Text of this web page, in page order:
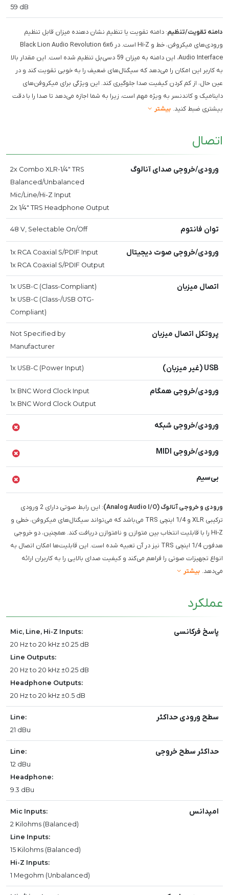
59 dB
دامنه تقویت/تنظیم: دامنه تقویت یا تنظیم نشان دهنده میزان قابل تنظیم
ورودی‌های میکروفن، خط و Hi-Z است. در Black Lion Audio Revolution 6x6
Audio Interface، این دامنه به میزان 59 دسی‌بل تنظیم شده است. این مقدار بالا
به کاربر این امکان را می‌دهد که سیگنال‌های ضعیف را به خوبی تقویت کند و در
عین حال، از کم کردن کیفیت صدا جلوگیری کند. این ویژگی برای میکروفن‌های
داینامیک و کاندنسر به ویژه مهم است، زیرا به شما اجازه می‌دهد تا صدا را با دقت
بیشتری ضبط کنید. بیشتر
اتصال
ورودی/خروجی صدای آنالوگ
2x Combo XLR-1/4" TRS
Balanced/Unbalanced
Mic/Line/Hi-Z Input
2x 1/4" TRS Headphone Output
توان فانتوم 48 V, Selectable On/Off
ورودی/خروجی صوت دیجیتال
1x RCA Coaxial S/PDIF Input
1x RCA Coaxial S/PDIF Output
اتصال میزبان
1x USB-C (Class-Compliant)
1x USB-C (Class-/USB OTG-
Compliant)
پروتکل اتصال میزبان
Not Specified by
Manufacturer
USB (غیر میزبان) 1x USB-C (Power Input)
ورودی/خروجی همگام
1x BNC Word Clock Input
1x BNC Word Clock Output
ورودی/خروجی شبکه
ورودی/خروجی MIDI
بی‌سیم
ورودی و خروجی آنالوگ (Analog Audio I/O)
: این رابط صوتی دارای 2 ورودی
ترکیبی XLR و 1/4 اینچی TRS می‌باشد که می‌تواند سیگنال‌های میکروفن، خطی و
Hi-Z را با قابلیت انتخاب بین متوازن و نامتوازن دریافت کند. همچنین، دو خروجی
هدفون 1/4 اینچی TRS نیز در آن تعبیه شده است. این قابلیت‌ها امکان اتصال به
انواع تجهیزات صوتی را فراهم می‌کند و کیفیت صدای بالایی را به کاربران ارائه
می‌دهد. بیشتر
عملکرد
پاسخ فرکانسی
Mic, Line, Hi-Z Inputs:
20 Hz to 20 kHz ±0.25 dB
Line Outputs:
20 Hz to 20 kHz ±0.25 dB
Headphone Outputs:
20 Hz to 20 kHz ±0.5 dB
سطح ورودی حداکثر
Line:
21 dBu
حداکثر سطح خروجی
Line:
12 dBu
Headphone:
9.3 dBu
امپدانس
Mic Inputs:
2 Kilohms (Balanced)
Line Inputs:
15 Kilohms (Balanced)
Hi-Z Inputs:
1 Megohm (Unbalanced)